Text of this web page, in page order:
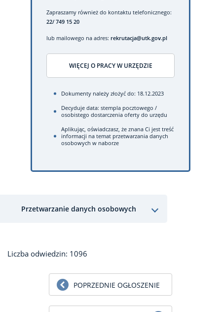
Zapraszamy również do kontaktu telefonicznego:
22/ 749 15 20
lub mailowego na adres: rekrutacja@utk.gov.pl
WIĘCEJ O PRACY W URZĘDZIE
Dokumenty należy złożyć do: 18.12.2023
Decyduje data: stempla pocztowego /
osobistego dostarczenia oferty do urzędu
Aplikując, oświadczasz, że znana Ci jest treść
informacji na temat przetwarzania danych
osobowych w naborze
Przetwarzanie danych osobowych
Liczba odwiedzin: 1096
POPRZEDNIE OGŁOSZENIE